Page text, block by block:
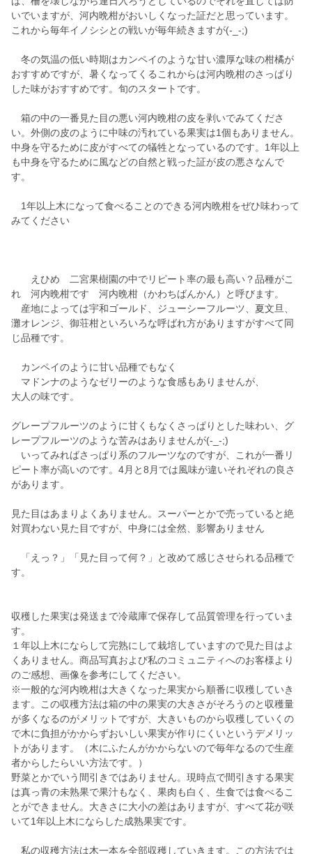
いでいますが、河内晩柑がおいしくなった証だと思っています。
これから毎年イノシシとの戦いが毎年続きますが(-_-;)
冬の気温の低い時期はカンペイのような甘い濃厚な味の柑橘が
おすすめですが、暑くなってくるこれからは河内晩柑のさっぱり
した味がおすすめです。旬のスタートです。
箱の中の一番見た目の悪い河内晩柑の皮を剥いでみてくださ
い。外側の皮のように中味の汚れている果実は1個もありません。
中身を守るために皮がすべての犠牲となっているのです。1年以上
も中身を守るために風などの自然と戦った証が皮の悪さなんで
す。
1年以上木になって食べることのできる河内晩柑をぜひ味わって
みてください
えひめ 二宮果樹園の中でリピート率の最も高い？品種がこ
れ 河内晩柑です 河内晩柑（かわちばんかん）と呼びます。
産地によっては宇和ゴールド、ジューシーフルーツ、夏文旦、
灘オレンジ、御荘柑といろいろな呼ばれ方がありますがすべて同
じ品種です。
カンペイのように甘い品種でもなく
マドンナのようなゼリーのような食感もありませんが、
大人の味です。
グレープフルーツのように甘くもなくさっぱりとした味わい、グ
レープフルーツのような苦みはありませんが(-_-;)
いってみればさっぱり系のフルーツなのですが、これが一番リ
ピート率が高いのです。4月と8月では風味が違いそれぞれの良さ
があります。
見た目はあまりよくありません。スーパーとかで売っていると絶
対買わない見た目ですが、中身には全然、影響ありません
「えっ？」「見た目って何？」と改めて感じさせられる品種で
す。
収穫した果実は発送まで冷蔵庫で保存して品質管理を行っていま
す。
１年以上木にならして完熟にして栽培していますので見た目はよ
くありません。商品写真および私のコミュニティへのお客様より
のご感想、画像を参考にしてください。
※一般的な河内晩柑は大きくなった果実から順番に収穫していき
ます。この収穫方法は箱の中の果実の大きさがそろうのと収穫量
が多くなるのがメリットですが、大きいものから収穫していくの
で木に負担がかからずおいしい果実が作りにくいというデメリッ
トがあります。（木にふたんがかからないので毎年なるので生産
者からしたらいい方法です。）
野菜とかでいう間引きではありません。現時点で間引きする果実
は真っ青の未熟果で果汁もなく、果肉も白く、生食では食べるこ
とができません。大きさに大小の差はありますが、すべて花が咲
いて1年以上木にならした成熟果実です。
私の収穫方法は木一本を全部収穫していきます。この方法では